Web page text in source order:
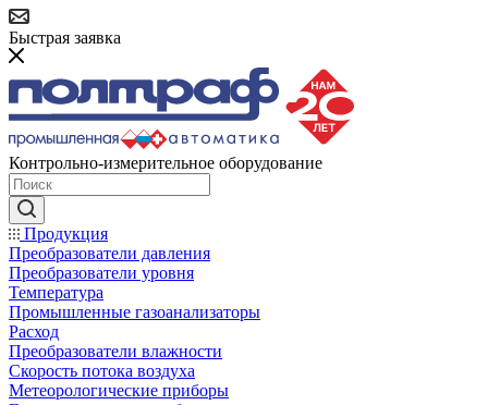
Быстрая заявка
Контрольно-измерительное оборудование
Продукция
Преобразователи давления
Преобразователи уровня
Температура
Промышленные газоанализаторы
Расход
Преобразователи влажности
Скорость потока воздуха
Метеорологические приборы